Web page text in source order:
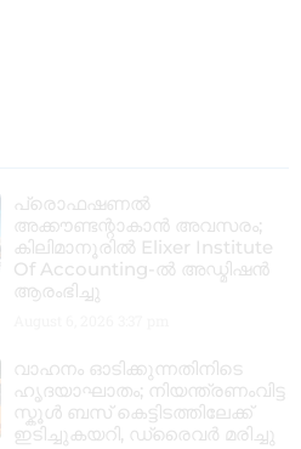
പ്രൊഫഷണൽ
അക്കൗണ്ടന്റാകാൻ അവസരം;
കിലിമാനൂരിൽ Elixer Institute
Of Accounting-ൽ അഡ്മിഷൻ
ആരംഭിച്ചു
വാഹനം ഓടിക്കുന്നതിനിടെ
ഹൃദയാഘാതം; നിയന്ത്രണംവിട്ട
സ്കൂൾ ബസ് കെട്ടിടത്തിലേക്ക്
ഇടിച്ചുകയറി, ഡ്രൈവർ മരിച്ചു